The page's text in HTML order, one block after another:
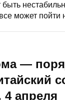
быть
может пойти
—
4 апреля